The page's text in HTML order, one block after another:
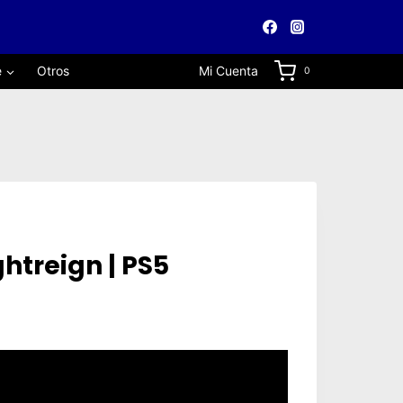
Otros Mi Cuenta 0
| PS5